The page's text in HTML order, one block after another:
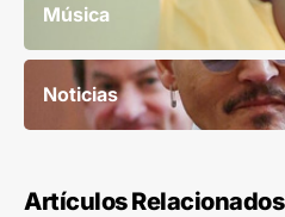
Música
Noticias
Artículos Relacionados